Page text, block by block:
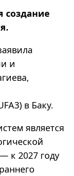
создание
и
в Баку.
является
— к 2027 году